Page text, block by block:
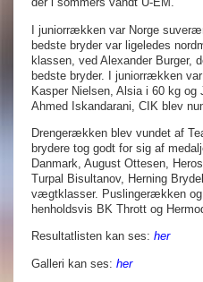
I juniorrækken var Norge
bedste bryder var ligeledes
klassen, ved Alexander Burger,
bedste bryder. I juniorrækken
Kasper Nielsen, Alsia i 60 kg og
Ahmed Iskandarani, CIK blev
Drengerækken blev vundet af
brydere tog godt for sig af
Danmark, August Ottesen,
Turpal Bisultanov, Herning
vægtklasser. Puslingerækken
henholdsvis BK Thrott og
Resultatlisten kan ses: her
Galleri kan ses: her